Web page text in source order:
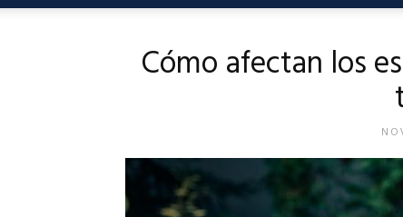
Cómo afectan los